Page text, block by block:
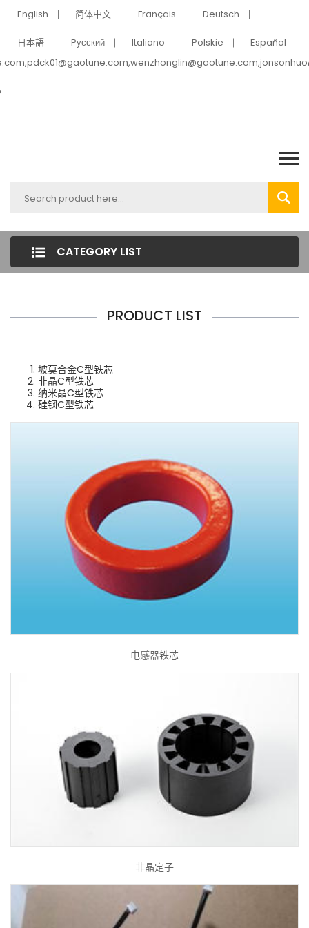
English 简体中文 Français Deutsch
日本語 Pусский Italiano Polskie
Español
CATEGORY LIST
PRODUCT LIST
坡莫合金C型铁芯
非晶C型铁芯
纳米晶C型铁芯
硅钢C型铁芯
电感器铁芯
非晶定子